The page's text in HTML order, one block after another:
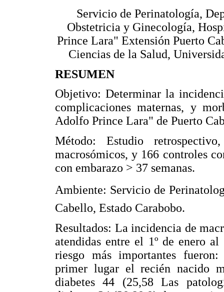
Servicio de Perinatología,
Obstetricia y Ginecología,
Prince Lara" Extensión Puerto
Ciencias de la Salud,
RESUMEN
Objetivo: Determinar la
complicaciones maternas, y
Adolfo Prince Lara" de Puerto
Método: Estudio
macrosómicos, y 166 controles
con embarazo > 37 semanas.
Ambiente: Servicio de
Cabello, Estado Carabobo.
Resultados: La incidencia de
atendidas entre el 1º de enero
riesgo más importantes
primer lugar el recién nacido
diabetes 44 (25,58 Las